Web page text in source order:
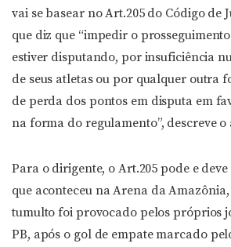
vai se basear no Art.205 do Código de
que diz que “impedir o
estiver disputando, por insuficiência
de seus atletas ou por qualquer outra
de perda dos pontos em disputa em
na forma do regulamento”, descreve o
Para o dirigente, o Art.205 pode e
que aconteceu na Arena da
tumulto foi provocado pelos próprios
PB, após o gol de empate marcado